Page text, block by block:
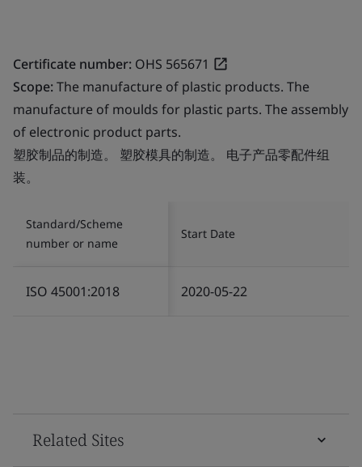
Certificate number: OHS 565671
Scope:The manufacture of plastic products. The
manufacture of moulds for plastic parts. The assembly
of electronic product parts.
塑胶制品的制造。 塑胶模具的制造。 电子产品零配件组
装。
Standard/Scheme
number or name
Start Date
ISO 45001:2018 2020-05-22
Related Sites